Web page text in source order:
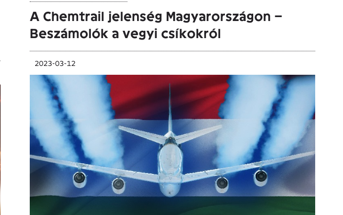
A Chemtrail jelenség Magyarországon –
Beszámolók a vegyi csíkokról
2023-03-12